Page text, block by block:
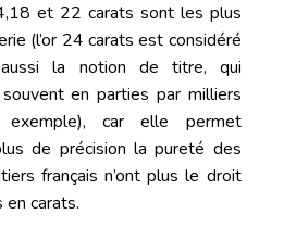
et 22 carats sont les plus
(l’or 24 carats est considéré
la notion de titre, qui
en parties par milliers
car elle permet
de précision la pureté des
français n’ont plus le droit
en carats.